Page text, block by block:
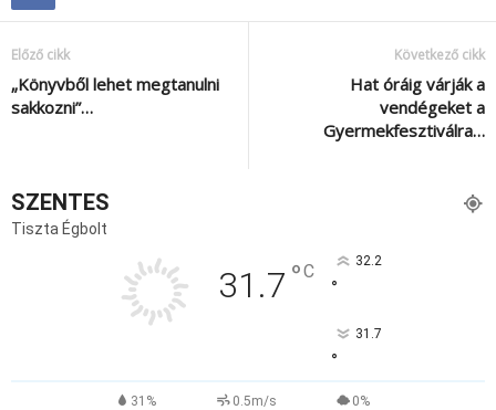
Előző cikk
„Könyvből lehet megtanulni
sakkozni”…
Következő cikk
Hat óráig várják a
vendégeket a
Gyermekfesztiválra…
SZENTES
Tiszta Égbolt
31.7 °C 32.2
°
31.7
°
31% 0.5m/s 0%